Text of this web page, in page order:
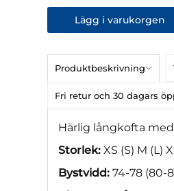
Lägg i varukorgen
Produktbeskrivning
Fri retur och 30 dagars
Härlig långkofta
Storlek: XS (S) M (L)
Bystvidd: 74-78 (80-